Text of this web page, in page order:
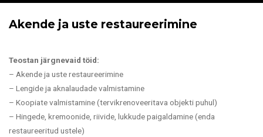
Akende ja uste restaureerimine
Teostan järgnevaid töid:
– Akende ja uste restaureerimine
– Lengide ja aknalaudade valmistamine
– Koopiate valmistamine (tervikrenoveeritava objekti puhul)
– Hingede, kremoonide, riivide, lukkude paigaldamine (enda
restaureeritud ustele)